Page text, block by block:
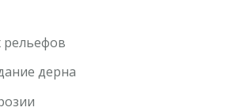
рельефов
дерна